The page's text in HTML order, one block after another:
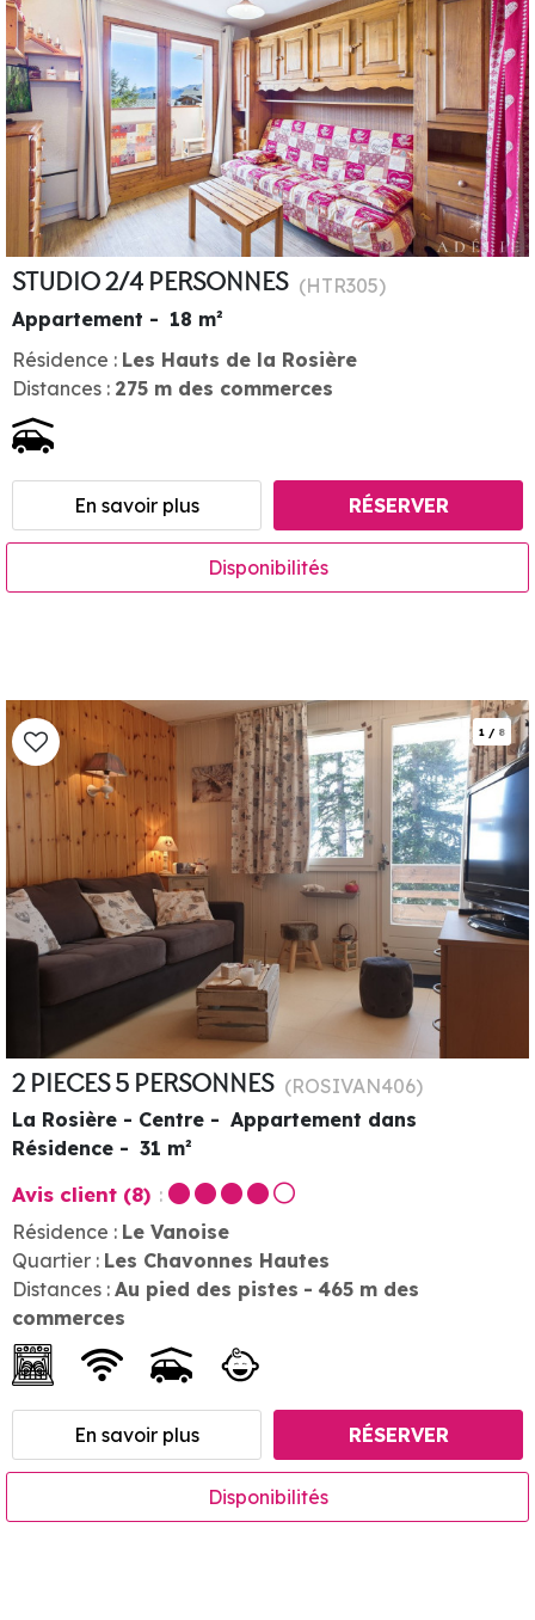
STUDIO 2/4 PERSONNES (HTR305)
Appartement
18 m²
Résidence : Les Hauts de la Rosière
Distances : 275 m des commerces
En savoir plus RÉSERVER
Disponibilités
1 / 8
2 PIECES 5 PERSONNES (ROSIVAN406)
La Rosière - Centre
Appartement dans
Résidence
31 m²
Avis client (8)
Résidence : Le Vanoise
Quartier : Les Chavonnes Hautes
Distances : Au pied des pistes 465 m des
commerces
En savoir plus RÉSERVER
Disponibilités